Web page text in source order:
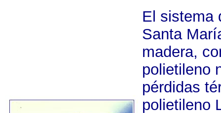
El sistema
Santa
madera,
polietileno
pérdidas
polietileno